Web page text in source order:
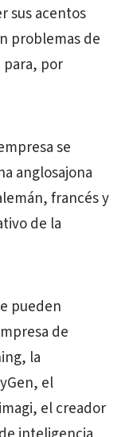
sus acentos
problemas de
para, por
se
anglosajona
francés y
de la
pueden
de
la
el
el creador